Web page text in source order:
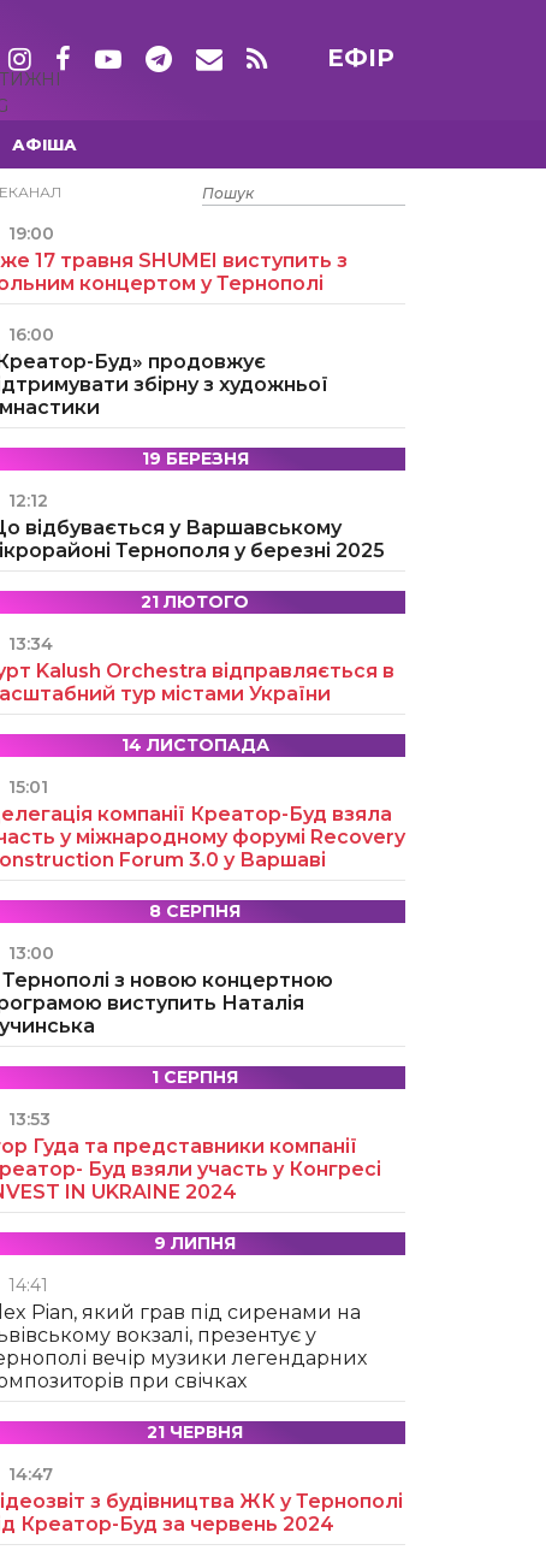
ЕФІР
АФІША
15 ТРАВНЯ
19:00
17 травня SHUMEI виступить з
концертом у Тернополі
16:00
Буд» продовжує
збірну з художньої
19 БЕРЕЗНЯ
12:12
відбувається у Варшавському
Тернополя у березні 2025
21 ЛЮТОГО
13:34
Kalush Orchestra відправляється в
тур містами України
14 ЛИСТОПАДА
15:01
компанії Креатор-Буд взяла
у міжнародному форумі Recovery
Forum 3.0 у Варшаві
8 СЕРПНЯ
13:00
з новою концертною
виступить Наталія
1 СЕРПНЯ
13:53
Гуда та представники компанії
Буд взяли участь у Конгресі
IN UKRAINE 2024
9 ЛИПНЯ
14:41
Pian, який грав під сиренами на
вокзалі, презентує у
вечір музики легендарних
при свічках
21 ЧЕРВНЯ
14:47
з будівництва ЖК у Тернополі
Креатор-Буд за червень 2024